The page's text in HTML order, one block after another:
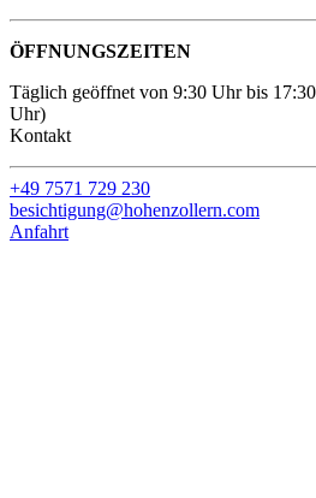
ÖFFNUNGSZEITEN
Täglich geöffnet von 9:30 Uhr bis
Uhr)
Kontakt
+49 7571 729 230
besichtigung@hohenzollern.com
Anfahrt